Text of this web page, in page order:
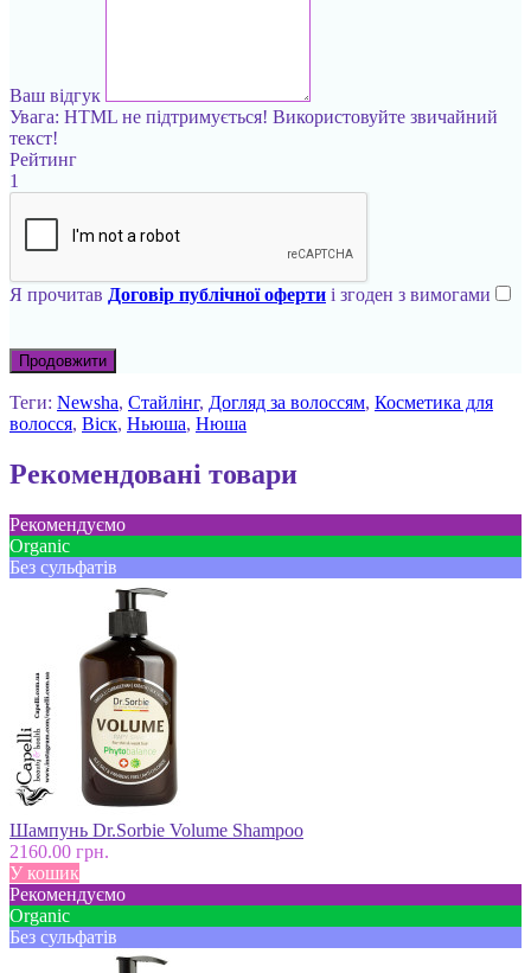
Ваш відгук
Увага: HTML не підтримується! Використовуйте звичайний
текст!
Рейтинг
1
Я прочитав Договір публічної оферти і згоден з вимогами
Продовжити
Теги: Newsha, Стайлінг, Догляд за волоссям, Косметика для
волосся, Віск, Ньюша, Нюша
Рекомендовані товари
Рекомендуємо
Оrganic
Без сульфатів
Шампунь Dr.Sorbie Volume Shampoo
2160.00 грн.
У кошик
Рекомендуємо
Оrganic
Без сульфатів